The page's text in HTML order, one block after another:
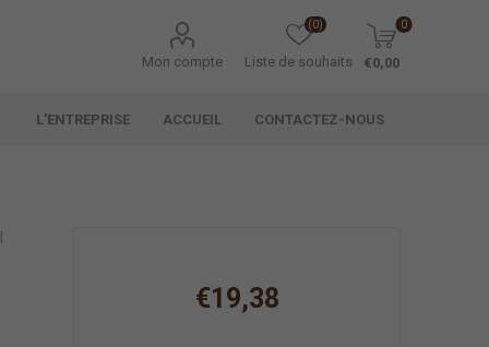
Mon compte Liste de souhaits
(0) 0
€0,00
L'ENTREPRISE ACCUEIL CONTACTEZ-NOUS
€19,38